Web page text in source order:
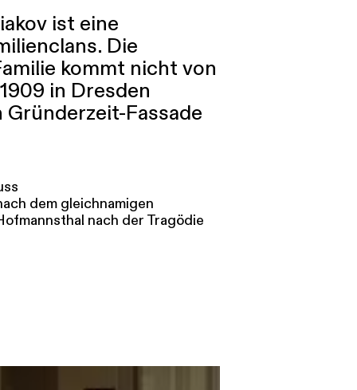
ist eine
Die
kommt nicht von
in Dresden
Fassade
dem gleichnamigen
nach der Tragödie